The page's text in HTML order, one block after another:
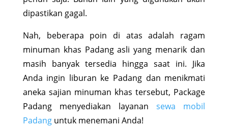
dipastikan gagal.
Nah, beberapa poin di atas adalah ragam
minuman khas Padang asli yang menarik dan
masih banyak tersedia hingga saat ini. Jika
Anda ingin liburan ke Padang dan menikmati
aneka sajian minuman khas tersebut, Package
Padang menyediakan layanansewa mobil
Padanguntuk menemani Anda!